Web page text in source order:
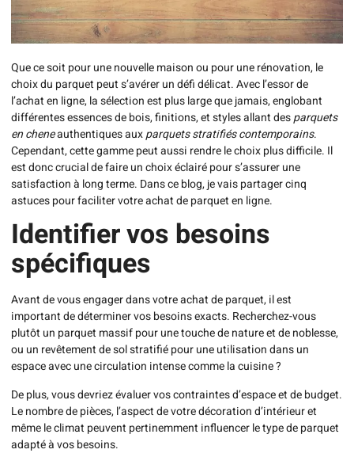
Que ce soit pour une nouvelle maison ou pour une rénovation, le
choix du parquet peut s’avérer un défi délicat. Avec l’essor de
l’achat en ligne, la sélection est plus large que jamais, englobant
différentes essences de bois, finitions, et styles allant desparquets
en cheneauthentiques auxparquets stratifiés contemporains.
Cependant, cette gamme peut aussi rendre le choix plus difficile. Il
est donc crucial de faire un choix éclairé pour s’assurer une
satisfaction à long terme. Dans ce blog, je vais partager cinq
astuces pour faciliter votre achat de parquet en ligne.
Identifier vos besoins
spécifiques
Avant de vous engager dans votre achat de parquet, il est
important de déterminer vos besoins exacts. Recherchez-vous
plutôt un parquet massif pour une touche de nature et de noblesse,
ou un revêtement de sol stratifié pour une utilisation dans un
espace avec une circulation intense comme la cuisine ?
De plus, vous devriez évaluer vos contraintes d’espace et de budget.
Le nombre de pièces, l’aspect de votre décoration d’intérieur et
même le climat peuvent pertinemment influencer le type de parquet
adapté à vos besoins.